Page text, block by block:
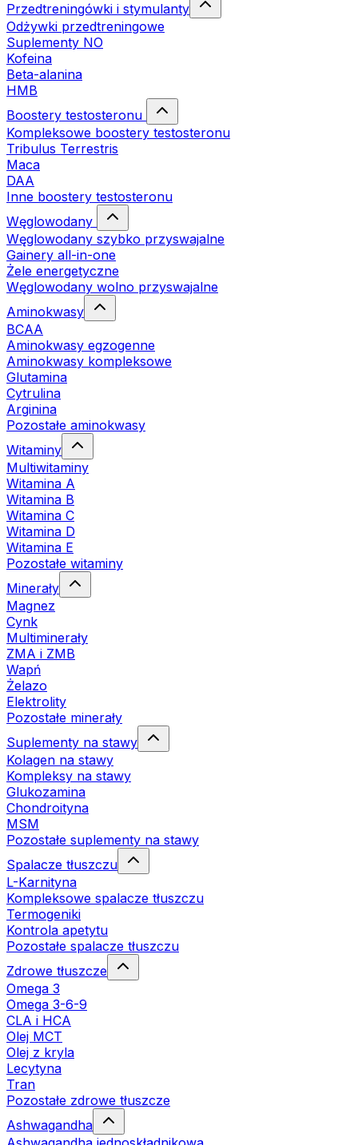
Przedtreningówki i stymulanty
Odżywki przedtreningowe
Suplementy NO
Kofeina
Beta-alanina
HMB
Boostery testosteronu
Kompleksowe boostery testosteronu
Tribulus Terrestris
Maca
DAA
Inne boostery testosteronu
Węglowodany
Węglowodany szybko przyswajalne
Gainery all-in-one
Żele energetyczne
Węglowodany wolno przyswajalne
Aminokwasy
BCAA
Aminokwasy egzogenne
Aminokwasy kompleksowe
Glutamina
Cytrulina
Arginina
Pozostałe aminokwasy
Witaminy
Multiwitaminy
Witamina A
Witamina B
Witamina C
Witamina D
Witamina E
Pozostałe witaminy
Minerały
Magnez
Cynk
Multiminerały
ZMA i ZMB
Wapń
Żelazo
Elektrolity
Pozostałe minerały
Suplementy na stawy
Kolagen na stawy
Kompleksy na stawy
Glukozamina
Chondroityna
MSM
Pozostałe suplementy na stawy
Spalacze tłuszczu
L-Karnityna
Kompleksowe spalacze tłuszczu
Termogeniki
Kontrola apetytu
Pozostałe spalacze tłuszczu
Zdrowe tłuszcze
Omega 3
Omega 3-6-9
CLA i HCA
Olej MCT
Olej z kryla
Lecytyna
Tran
Pozostałe zdrowe tłuszcze
Ashwagandha